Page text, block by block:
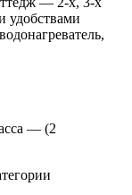
удобствами
— (2